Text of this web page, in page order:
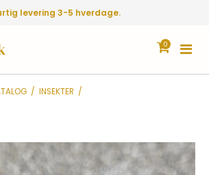
levering 3-5 hverdage.
0
/ INSEKTER /